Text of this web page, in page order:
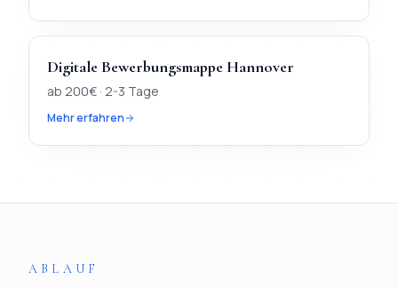
Digitale Bewerbungsmappe Hannover
ab 200€ · 2-3 Tage
Mehr erfahren
ABLAUF